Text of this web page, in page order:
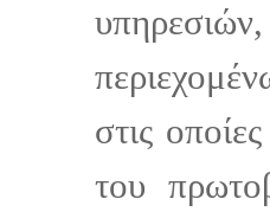
στις
του